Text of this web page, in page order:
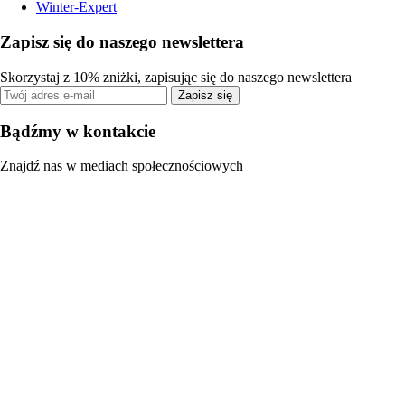
Winter-Expert
Zapisz się do naszego newslettera
Skorzystaj z 10% zniżki, zapisując się do naszego newslettera
Zapisz się
Bądźmy w kontakcie
Znajdź nas w mediach społecznościowych